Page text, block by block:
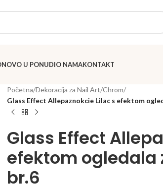
NOVO U PONUDIO NAMAKONTAKT
Početna/Dekoracija za Nail Art/Chrom/
Glass Effect Allepaznokcie Lilac s efektom
Glass Effect
efektom ogledala
br.6